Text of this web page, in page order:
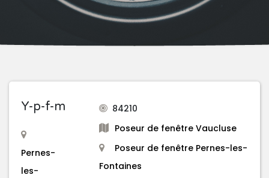
Y-p-f-m
Pernes-
les-
84210
Poseur de fenêtre Vaucluse
Poseur de fenêtre Pernes-les-
Fontaines